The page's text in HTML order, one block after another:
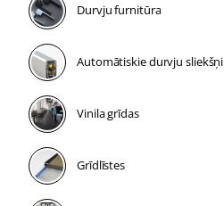
Durvju furnitūra
Automātiskie durvju sliekšņi
Vinila grīdas
Grīdlīstes